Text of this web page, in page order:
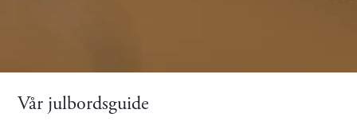
Vår julbordsguide